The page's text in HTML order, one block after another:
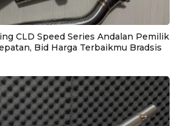
CLD Speed Series Andalan Pemilik
Bid Harga Terbaikmu Bradsis